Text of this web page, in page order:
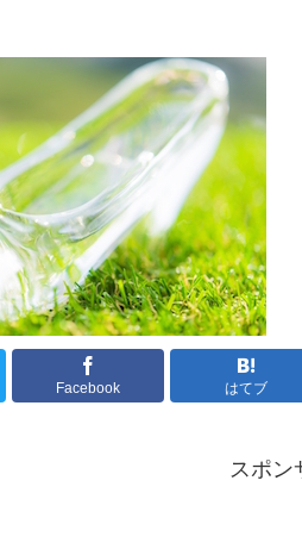
Facebook はてブ
スポン